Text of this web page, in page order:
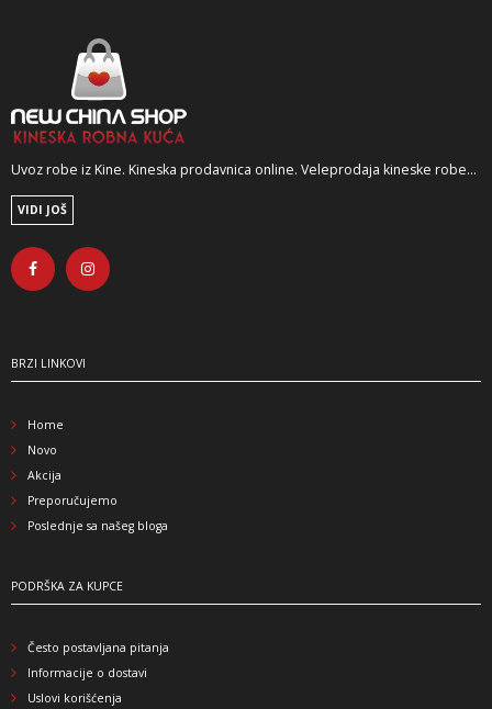
Uvoz robe iz Kine. Kineska prodavnica online. Veleprodaja kineske robe...
VIDI JOŠ
BRZI LINKOVI
Home
Novo
Akcija
Preporučujemo
Poslednje sa našeg bloga
PODRŠKA ZA KUPCE
Često postavljana pitanja
Informacije o dostavi
Uslovi korišćenja